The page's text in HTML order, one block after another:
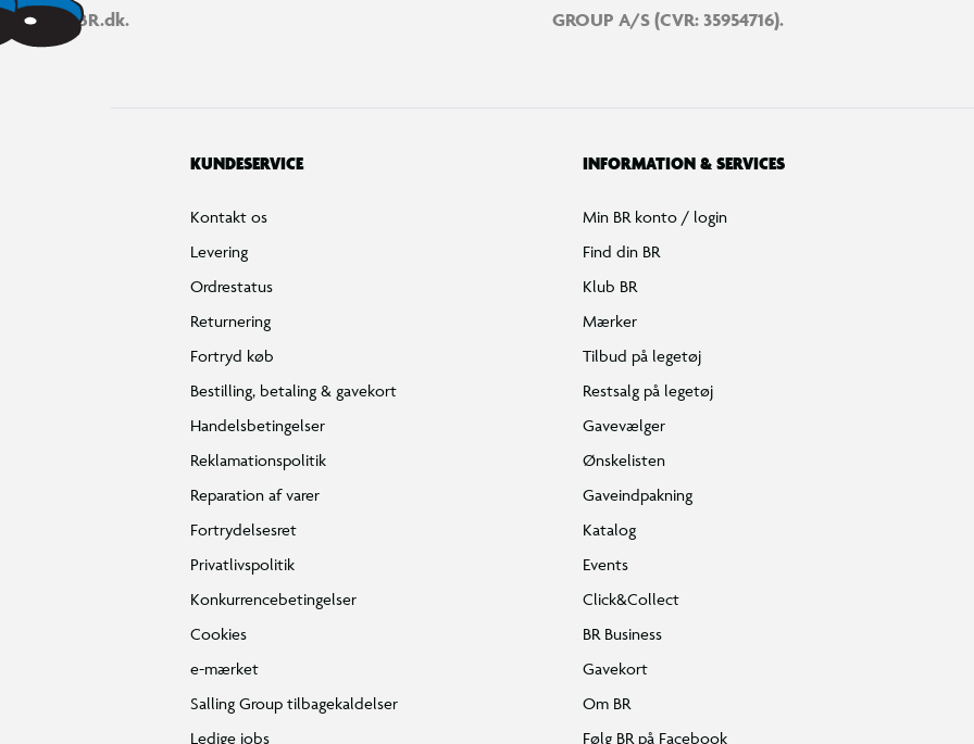
BR.dk.
GROUP A/S (CVR: 35954716).
KUNDESERVICE
Kontakt os
Levering
Ordrestatus
Returnering
Fortryd køb
Bestilling, betaling & gavekort
Handelsbetingelser
Reklamationspolitik
Reparation af varer
Fortrydelsesret
Privatlivspolitik
Konkurrencebetingelser
Cookies
e-mærket
Salling Group tilbagekaldelser
Ledige jobs
INFORMATION & SERVICES
Min BR konto / login
Find din BR
Klub BR
Mærker
Tilbud på legetøj
Restsalg på legetøj
Gavevælger
Ønskelisten
Gaveindpakning
Katalog
Events
Click&Collect
BR Business
Gavekort
Om BR
Følg BR på Facebook